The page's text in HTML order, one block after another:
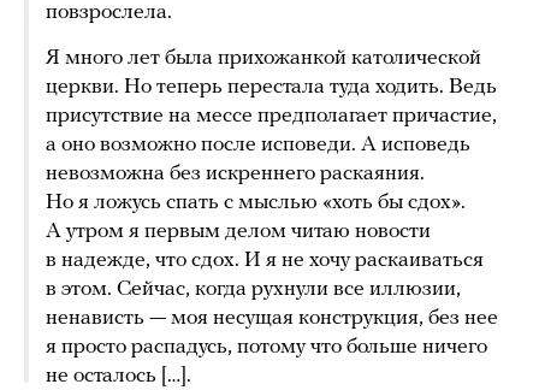
повзрослела.
Я много лет была прихожанкой католической
церкви. Но теперь перестала туда ходить. Ведь
присутствие на мессе предполагает причастие,
а оно возможно после исповеди. А исповедь
невозможна без искреннего раскаяния.
Но я ложусь спать с мыслью «хоть бы сдох».
А утром я первым делом читаю новости
в надежде, что сдох. И я не хочу раскаиваться
в этом. Сейчас, когда рухнули все иллюзии,
ненависть — моя несущая конструкция, без нее
я просто распадусь, потому что больше ничего
не осталось […].